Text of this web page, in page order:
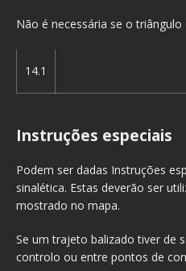
Não é necessária se o
14.1
Instruções especiais
Podem ser dadas Instruções
sinalética. Estas deverão ser
mostrado no mapa.
Se um trajeto balizado tiver de
controlo ou entre pontos de